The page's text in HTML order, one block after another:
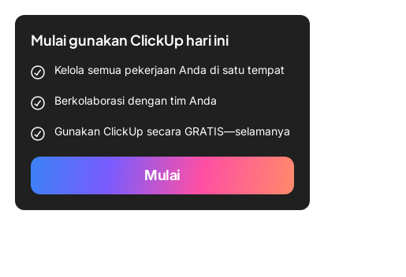
Mulai gunakan ClickUp hari ini
Kelola semua pekerjaan Anda di satu tempat
Berkolaborasi dengan tim Anda
Gunakan ClickUp secara GRATIS—selamanya
Mulai